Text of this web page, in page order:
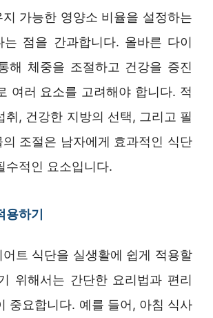
가능한 영양소 비율을 설정하는
는 점을 간과합니다. 올바른 다이
해 체중을 조절하고 건강을 증진
여러 요소를 고려해야 합니다. 적
취, 건강한 지방의 선택, 그리고 필
의 조절은 남자에게 효과적인 식단
수적인 요소입니다.
용하기
어트 식단을 실생활에 쉽게 적용할
위해서는 간단한 요리법과 편리
중요합니다. 예를 들어, 아침 식사